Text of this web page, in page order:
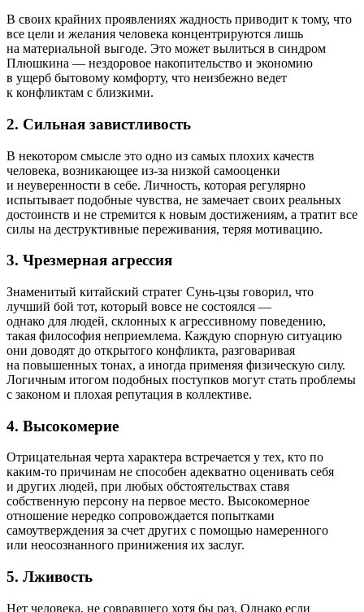
В своих крайних проявлениях жадность приводит к тому, что
все цели и желания человека концентрируются лишь
на материальной выгоде. Это может вылиться в синдром
Плюшкина — нездоровое накопительство и экономию
в ущерб бытовому комфорту, что неизбежно ведет
к конфликтам с близкими.
2. Сильная завистливость
В некотором смысле это одно из самых плохих качеств
человека, возникающее из-за низкой самооценки
и неуверенности в себе. Личность, которая регулярно
испытывает подобные чувства, не замечает своих реальных
достоинств и не стремится к новым достижениям, а тратит все
силы на деструктивные переживания, теряя мотивацию.
3. Чрезмерная агрессия
Знаменитый китайский стратег Сунь-цзы говорил, что
лучший бой тот, который вовсе не состоялся —
однако для людей, склонных к агрессивному поведению,
такая философия неприемлема. Каждую спорную ситуацию
они доводят до открытого конфликта, разговаривая
на повышенных тонах, а иногда применяя физическую силу.
Логичным итогом подобных поступков могут стать проблемы
с законом и плохая репутация в коллективе.
4. Высокомерие
Отрицательная черта характера встречается у тех, кто по
каким-то причинам не способен адекватно оценивать себя
и других людей, при любых обстоятельствах ставя
собственную персону на первое место. Высокомерное
отношение нередко сопровождается попытками
самоутверждения за счет других с помощью намеренного
или неосознанного принижения их заслуг.
5. Лживость
Нет человека, не совравшего хотя бы раз. Однако если